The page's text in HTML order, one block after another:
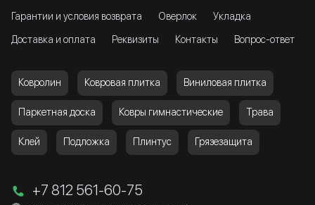
Гарантии и условия возврата Оверлок Укладка
Доставка и оплата Реквизиты Контакты Вопрос-ответ
Ковролин Ковровая плитка Виниловая плитка
Паркетная доска Ковры гимнастические Трава
Клей Подложка Плинтус Грязезащита
+7 812 561-60-75